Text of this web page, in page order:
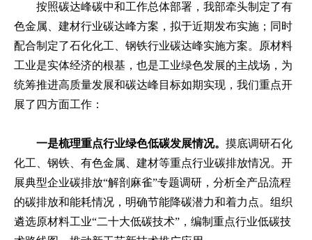
按照碳达峰碳中和工作总体部署，我部牵头制定了有
色金属、建材行业碳达峰方案，拟于近期发布实施；同时
配合制定了石化化工、钢铁行业碳达峰实施方案。原材料
工业是实体经济的根基，也是工业绿色发展的主战场，为
统筹推进高质量发展和碳达峰目标如期实现，我们重点开
展了四方面工作：
一是梳理重点行业绿色低碳发展情况。 摸底调研石化
化工、钢铁、有色金属、建材等重点行业碳排放情况。开
展典型企业碳排放“解剖麻雀”专题调研，分析全产品流程
的碳排放和能耗情况，明确节能降碳潜力和着力点。组织
遴选原材料工业“二十大低碳技术”，编制重点行业低碳技